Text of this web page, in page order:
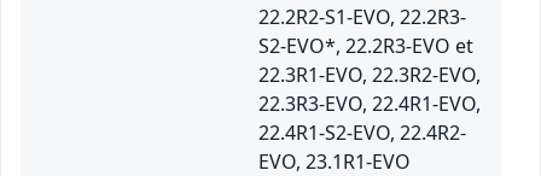
22.2R2-S1-EVO, 22.2R3-
S2-EVO*, 22.2R3-EVO et
22.3R1-EVO, 22.3R2-EVO,
22.3R3-EVO, 22.4R1-EVO,
22.4R1-S2-EVO, 22.4R2-
EVO, 23.1R1-EVO